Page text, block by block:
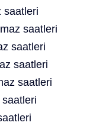
saatleri
saatleri
saatleri
saatleri
saatleri